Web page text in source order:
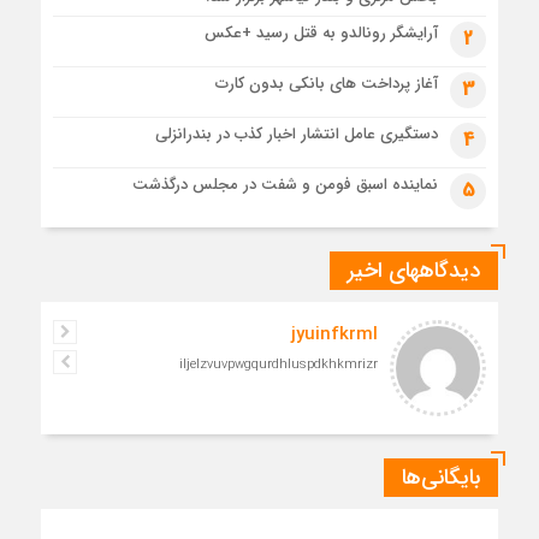
رهبرشهید
مراسم تشییع پیکر رهبر شهید در قم به پایان رسید
2 آرایشگر رونالدو به قتل رسید +عکس
3 آغاز پرداخت های بانکی بدون کارت
4 دستگیری عامل انتشار اخبار کذب در بندرانزلی
5 نماینده اسبق فومن و شفت در مجلس درگذشت
دیدگاههای اخیر
jyuinfkrml
iljelzvuvpwgqurdhluspdkhkmrizr
بایگانی‌ها